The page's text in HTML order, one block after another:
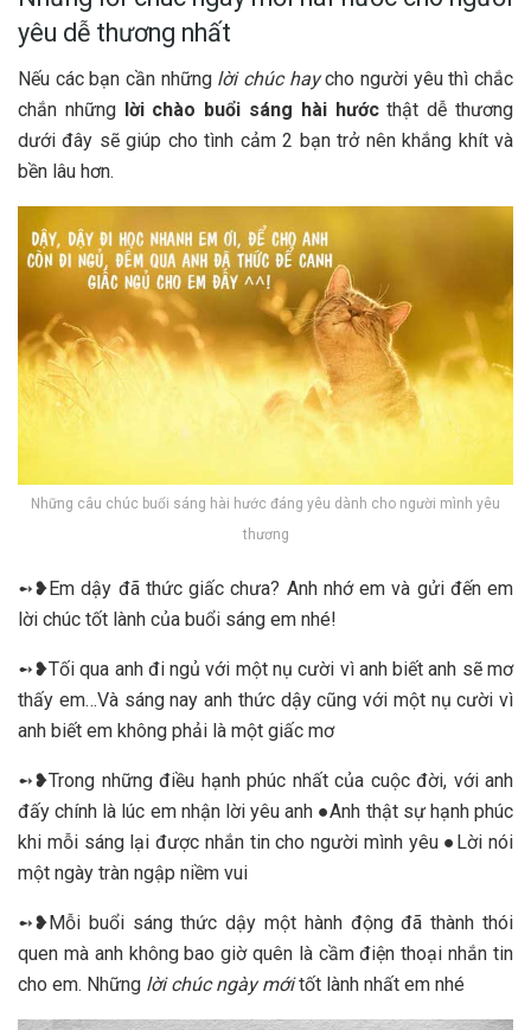
yêu dễ thương nhất
Nếu các bạn cần nhữnglời chúc haycho người yêu thì chắc
chắn những lời chào buổi sáng hài hướcthật dễ thương
dưới đây sẽ giúp cho tình cảm 2 bạn trở nên khắng khít và
bền lâu hơn.
Những câu chúc buổi sáng hài hước đáng yêu dành cho người mình yêu
thương
➻❥Em dậy đã thức giấc chưa? Anh nhớ em và gửi đến em
lời chúc tốt lành của buổi sáng em nhé!
➻❥Tối qua anh đi ngủ với một nụ cười vì anh biết anh sẽ mơ
thấy em…Và sáng nay anh thức dậy cũng với một nụ cười vì
anh biết em không phải là một giấc mơ
➻❥Trong những điều hạnh phúc nhất của cuộc đời, với anh
đấy chính là lúc em nhận lời yêu anh ●Anh thật sự hạnh phúc
khi mỗi sáng lại được nhắn tin cho người mình yêu ●Lời nói
một ngày tràn ngập niềm vui
➻❥Mỗi buổi sáng thức dậy một hành động đã thành thói
quen mà anh không bao giờ quên là cầm điện thoại nhắn tin
cho em. Những lời chúc ngày mớitốt lành nhất em nhé